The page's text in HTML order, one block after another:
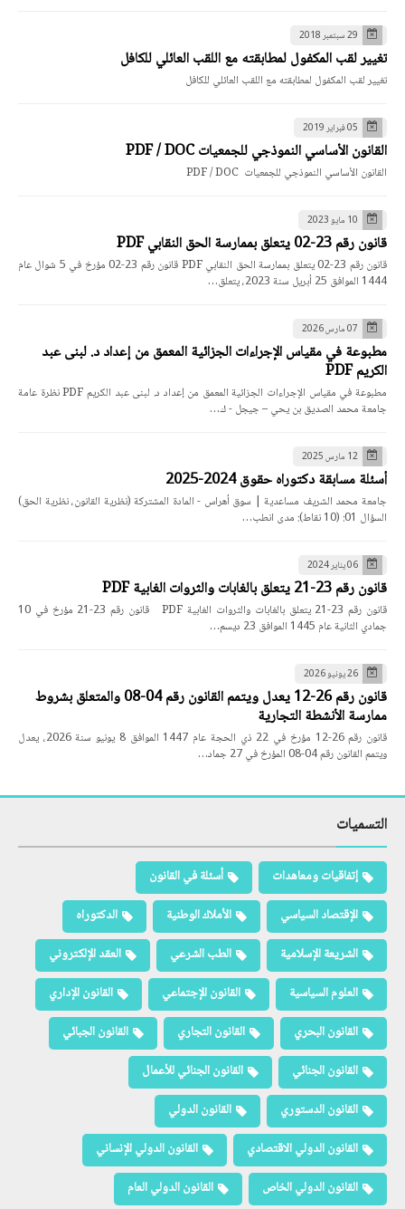
29 سبتمبر 2018
تغيير لقب المكفول لمطابقته مع اللقب العائلي للكافل
تغيير لقب المكفول لمطابقته مع اللقب العائلي للكافل
05 فبراير 2019
القانون الأساسي النموذجي للجمعيات PDF / DOC
القانون الأساسي النموذجي للجمعيات PDF / DOC
10 مايو 2023
قانون رقم 23-02 يتعلق بممارسة الحق النقابي PDF
قانون رقم 23-02 يتعلق بممارسة الحق النقابي PDF قانون رقم 23-02 مؤرخ في 5 شوال عام
1444 الموافق 25 أبريل سنة 2023، يتعلق…
07 مارس 2026
مطبوعة في مقياس الإجراءات الجزائية المعمق من إعداد د. لبنى عبد
الكريم PDF
مطبوعة في مقياس الإجراءات الجزائية المعمق من إعداد د. لبنى عبد الكريم PDF نظرة عامة
جامعة محمد الصديق بن يحي – جيجل - ك…
12 مارس 2025
أسئلة مسابقة دكتوراه حقوق 2024-2025
جامعة محمد الشريف مساعدية | سوق أهراس - المادة المشتركة (نظرية القانون، نظرية الحق)
السؤال 01: (10 نقاط): مدى انطب…
06 يناير 2024
قانون رقم 23-21 يتعلق بالغابات والثروات الغابية PDF
قانون رقم 23-21 يتعلق بالغابات والثروات الغابية PDF قانون رقم 23-21 مؤرخ في 10
جمادي الثانية عام 1445 الموافق 23 ديسم…
26 يونيو 2026
قانون رقم 26-12 يعدل ويتمم القانون رقم 04-08 والمتعلق بشروط
ممارسة الأنشطة التجارية
قانون رقم 26-12 مؤرخ في 22 ذي الحجة عام 1447 الموافق 8 يونيو سنة 2026، يعدل
ويتمم القانون رقم 04-08 المؤرخ في 27 جماد…
التسميات
إتفاقيات ومعاهدات
أسئلة في القانون
الإقتصاد السياسي
الأملاك الوطنية
الدكتوراه
الشريعة الإسلامية
الطب الشرعي
العقد الإلكتروني
العلوم السياسية
القانون الإجتماعي
القانون الإداري
القانون البحري
القانون التجاري
القانون الجبائي
القانون الجنائي
القانون الجنائي للأعمال
القانون الدستوري
القانون الدولي
القانون الدولي الاقتصادي
القانون الدولي الإنساني
القانون الدولي الخاص
القانون الدولي العام